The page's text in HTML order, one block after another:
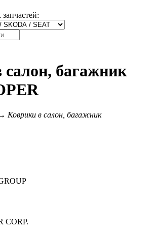
багажник
Коврики в салон, багажник
CORP.